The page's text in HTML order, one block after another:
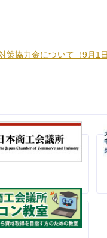
協力金について（9月1